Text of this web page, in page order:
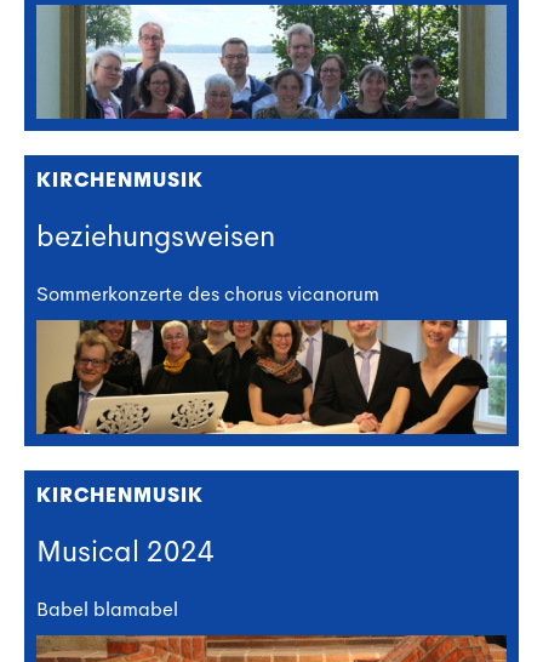
KIRCHENMUSIK
beziehungsweisen
Sommerkonzerte des chorus vicanorum
KIRCHENMUSIK
Musical 2024
Babel blamabel